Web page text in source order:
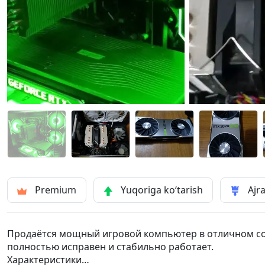
Premium Yuqoriga ko‘tarish
Продаётся мощный игровой компьютер в отличном
полностью исправен и стабильно работает.
Характеристики